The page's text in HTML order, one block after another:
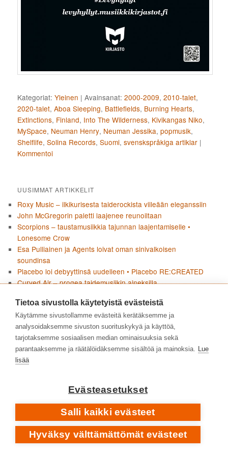
Kategoriat: Yleinen |Avainsanat: 2000-2009,2010-talet,
2020-talet,Aboa Sleeping, Battlefields, Burning Hearts,
Extinctions, Finland, Into The Wilderness, Kivikangas Niko,
MySpace, Neuman Henry, Neuman Jessika,popmusik,
Shelflife,Solina Records,Suomi,svenskspråkiga artiklar |
Kommentoi
UUSIMMAT ARTIKKELIT
Roxy Music – ilkikurisesta taiderockista viileään eleganssiin
John McGregorin paletti laajenee reunoiltaan
Scorpions – taustamusiikkia tajunnan laajentamiselle •
Lonesome Crow
Esa Pulliainen ja Agents loivat oman sinivalkoisen
soundinsa
Placebo loi debyyttinsä uudelleen • Placebo RE:CREATED
Curved Air – progea taidemusiikin aineksilla
Garbage – kulttibändin kypsät vuodet yksilön kipupisteiden
ja yhteiskunnallisen raivon parissa • 2007–2026
Angine de Poitrine pysäytti doomscrollaajat • Vol. 1 & Vol. 2
Social Distortionin Born to Kill huokuu nostalgiaa ja uhmaa
Boards Of Canada – äänen arkeologiaa
Joni Mitchellin Blue ei jätä mitään kertomatta
Flean paluu jazzjuurille • Honora
Carpenters – sisarukset Karen ja Richard viihdemusiikin
KIRJOITTAJAT
Tietoa sivustolla käytetyistä evästeistä
Käytämme sivustollamme evästeitä kerätäksemme ja
analysoidaksemme sivuston suorituskykyä ja käyttöä,
tarjotaksemme sosiaalisen median ominaisuuksia sekä
parantaaksemme ja räätälöidäksemme sisältöä ja mainoksia. Lue
lisää
Evästeasetukset
Salli kaikki evästeet
Hyväksy välttämättömät evästeet